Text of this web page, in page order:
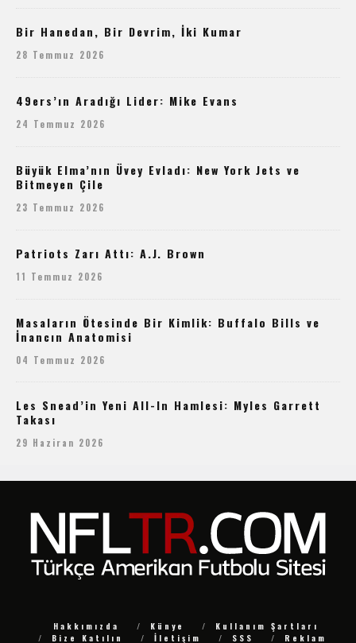
Bir Hanedan, Bir Devrim, İki Kumar
28 Temmuz 2026
49ers’ın Aradığı Lider: Mike Evans
24 Temmuz 2026
Büyük Elma’nın Üvey Evladı: New York Jets ve
Bitmeyen Çile
23 Temmuz 2026
Patriots Zarı Attı: A.J. Brown
11 Temmuz 2026
Masaların Ötesinde Bir Kimlik: Buffalo Bills ve
İnancın Anatomisi
04 Temmuz 2026
Les Snead’in Yeni All-In Hamlesi: Myles Garrett
Takası
29 Haziran 2026
Hakkımızda Künye
Kullanım Şartları
Bize Katılın
İletişim SSS Reklam